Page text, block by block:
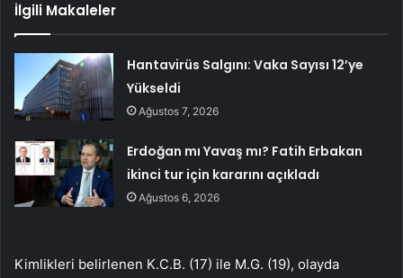
İlgili Makaleler
Hantavirüs Salgını: Vaka Sayısı 12’ye
Yükseldi
Ağustos 7, 2026
Erdoğan mı Yavaş mı? Fatih Erbakan
ikinci tur için kararını açıkladı
Ağustos 6, 2026
Kimlikleri belirlenen K.C.B. (17) ile M.G. (19), olayda